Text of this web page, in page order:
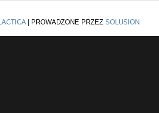
PROWADZONE PRZEZ SOLUSION